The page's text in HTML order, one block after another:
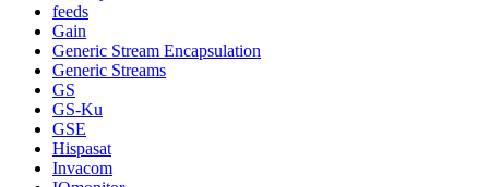
feeds
Gain
Generic Stream Encapsulation
Generic Streams
GS
GS-Ku
GSE
Hispasat
Invacom